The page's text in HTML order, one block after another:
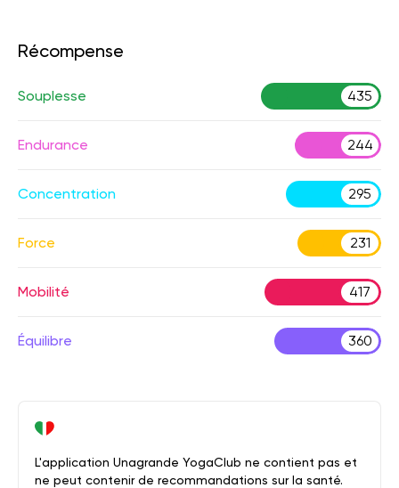
Récompense
Souplesse 435
Endurance 244
Concentration 295
Force 231
Mobilité 417
Équilibre 360
L'application Unagrande YogaClub ne contient pas et
ne peut contenir de recommandations sur la santé.